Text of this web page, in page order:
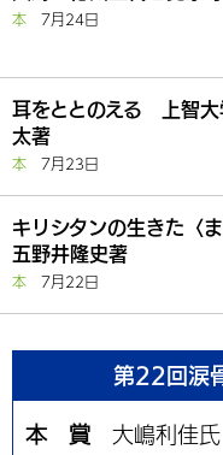
本 7月24日
耳をととのえる 上智
太著
本 7月23日
キリシタンの生きた〈
五野井隆史著
本 7月22日
第22回涙
本 賞 大嶋利佳